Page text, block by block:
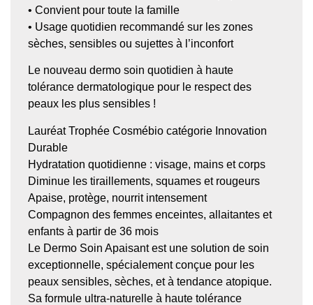
• Convient pour toute la famille
• Usage quotidien recommandé sur les zones
sèches, sensibles ou sujettes à l’inconfort
Le nouveau dermo soin quotidien à haute
tolérance dermatologique pour le respect des
peaux les plus sensibles !
Lauréat Trophée Cosmébio catégorie Innovation
Durable
Hydratation quotidienne : visage, mains et corps
Diminue les tiraillements, squames et rougeurs
Apaise, protège, nourrit intensement
Compagnon des femmes enceintes, allaitantes et
enfants à partir de 36 mois
Le Dermo Soin Apaisant est une solution de soin
exceptionnelle, spécialement conçue pour les
peaux sensibles, sèches, et à tendance atopique.
Sa formule ultra-naturelle à haute tolérance